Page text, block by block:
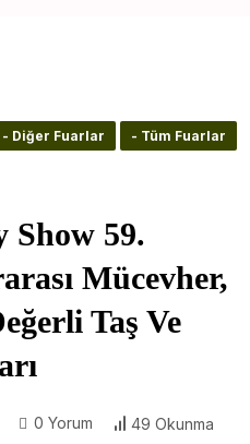
- Diğer Fuarlar - Tüm Fuarlar
Show 59.
Mücevher,
Taş Ve
0 Yorum 49 Okunma